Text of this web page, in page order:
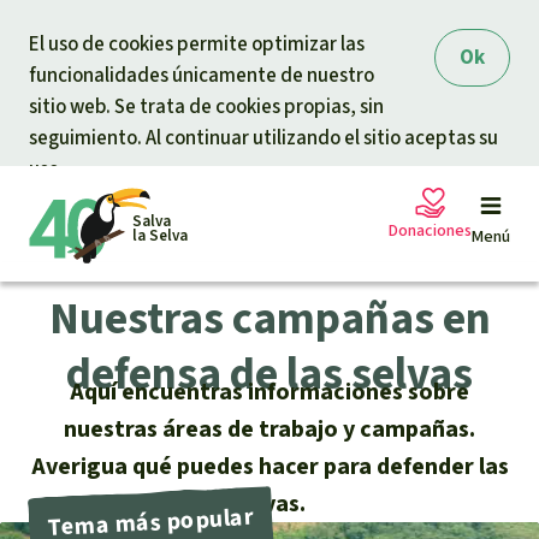
Ok
El uso de cookies permite optimizar las
funcionalidades únicamente de nuestro
sitio web. Se trata de cookies propias, sin
seguimiento. Al continuar utilizando el sitio aceptas su
uso.
Salva
la Selva Menú
Peticiones
Proyectos
Informaciones
Donaciones
Tu donación ayuda
Urgen donaciones
Nuestras campañas en
defensa de las selvas
Aquí encuentras informaciones sobre
nuestras áreas de trabajo y campañas.
Averigua qué puedes hacer para defender las
selvas.